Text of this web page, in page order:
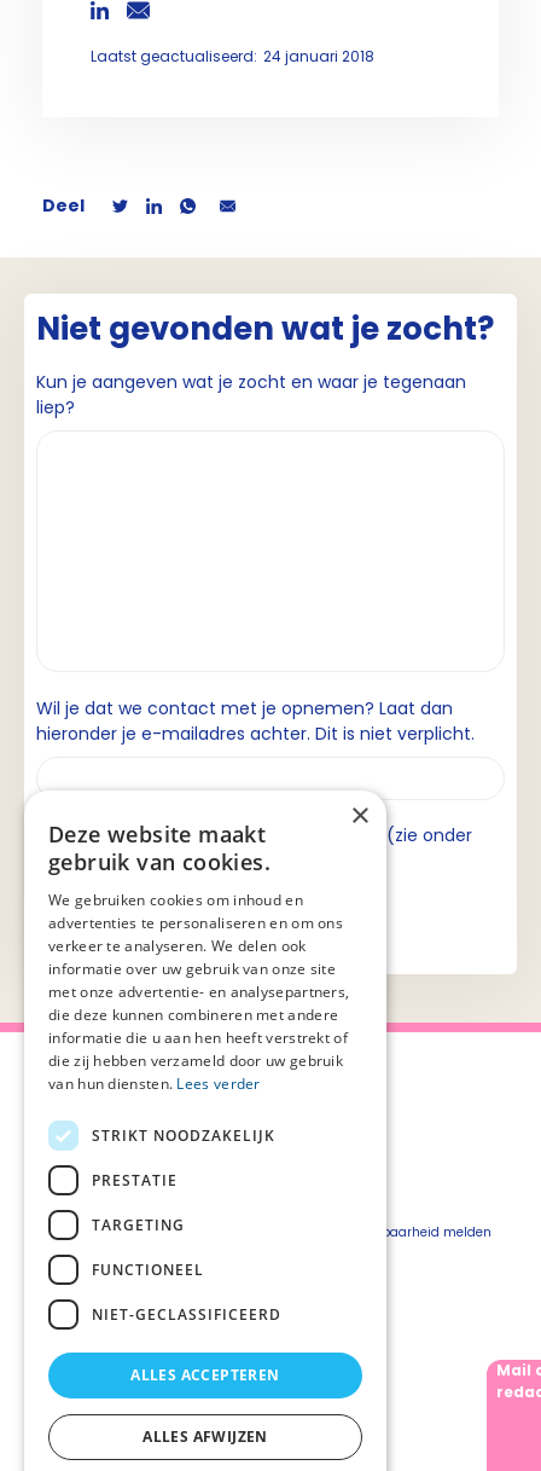
Laatst geactualiseerd: 24 januari 2018
Deel
Niet gevonden wat je zocht?
Kun je aangeven wat je zocht en waar je tegenaan
liep?
Wil je dat we contact met je opnemen? Laat dan
hieronder je e-mailadres achter. Dit is niet verplicht.
Ik ga akkoord met de privacyverklaring (zie onder
aan de pagina).
Over Palliaweb
Over PZNL
Pers
Vacatures
Webshop
Privacyverklaring
Beveiligingskwetsbaarheid melden
Mail
×
Deze website maakt
gebruik van cookies.
We gebruiken cookies om inhoud en
advertenties te personaliseren en om ons
verkeer te analyseren. We delen ook
informatie over uw gebruik van onze site
met onze advertentie- en analysepartners,
die deze kunnen combineren met andere
informatie die u aan hen heeft verstrekt of
die zij hebben verzameld door uw gebruik
van hun diensten. Lees verder
STRIKT NOODZAKELIJK
PRESTATIE
TARGETING
FUNCTIONEEL
NIET-GECLASSIFICEERD
ALLES ACCEPTEREN
ALLES AFWIJZEN